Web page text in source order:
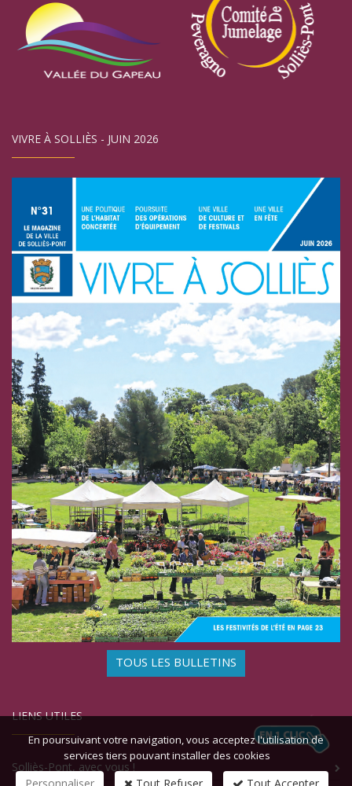
VIVRE À SOLLIÈS - JUIN 2026
TOUS LES BULLETINS
LIENS UTILES
Solliès-Pont, avec vous !
En poursuivant votre navigation, vous acceptez l'utilisation de
services tiers pouvant installer des cookies